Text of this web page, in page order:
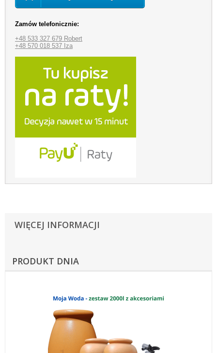
Zamów telefonicznie:
+48 533 327 679 Robert
+48 570 018 537 Iza
WIĘCEJ INFORMACJI
PRODUKT DNIA